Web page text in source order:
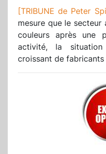
[TRIBUNE de Peter
mesure que le
couleurs après une
activité, la
croissant de fabricants